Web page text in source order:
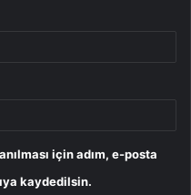
için adım, e-posta
kaydedilsin.